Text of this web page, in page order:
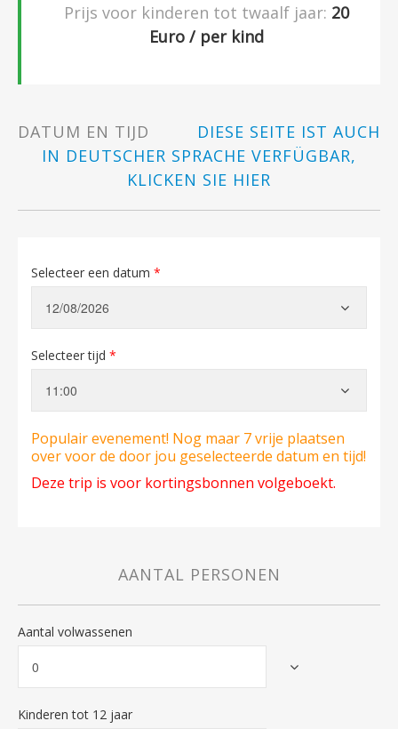
Prijs voor kinderen tot twaalf jaar: 20
Euro / per kind
DATUM EN TIJD
DIESE SEITE IST AUCH
IN DEUTSCHER SPRACHE VERFÜGBAR,
KLICKEN SIE HIER
Selecteer een datum *
Selecteer tijd *
Populair evenement! Nog maar 7 vrije plaatsen
over voor de door jou geselecteerde datum en tijd!
Deze trip is voor kortingsbonnen volgeboekt.
AANTAL PERSONEN
Aantal volwassenen
Kinderen tot 12 jaar